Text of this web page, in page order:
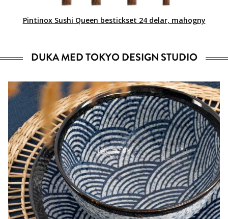
Pintinox Sushi Queen bestickset 24 delar, mahogny
DUKA MED TOKYO DESIGN STUDIO